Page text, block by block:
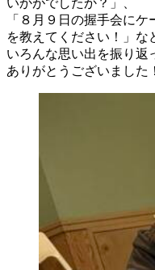
いかがでしたか？」、
「８月９日の握手会に
を教えてください！」な
いろんな思い出を振り返
ありがとうございました！